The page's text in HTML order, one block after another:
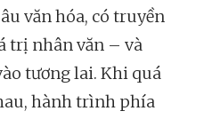
văn hóa, có truyền
trị nhân văn – và
tương lai. Khi quá
hành trình phía